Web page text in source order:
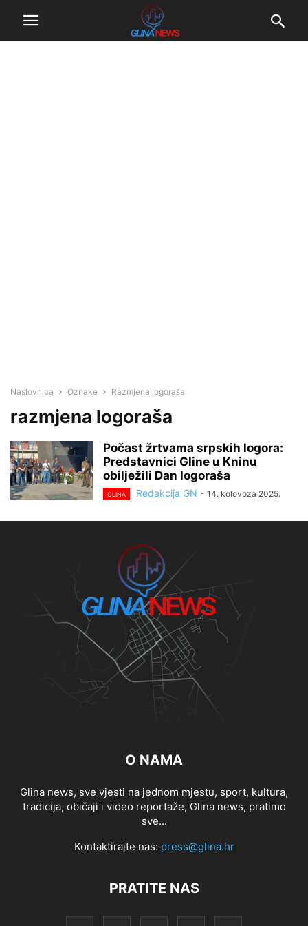
Naslovnica Oznake Razmjena logoraša
razmjena logoraša
Počast žrtvama srpskih logora:
Predstavnici Gline u Kninu
obilježili Dan logoraša
GLINA Redakcija GN - 14. kolovoza 2025.
O NAMA
Glina news, sve vjesti na jednom mjestu, sport, kultura,
tradicija, običaji i video reportaže, Glina news, pratimo
sve...
Kontaktirajte nas: press@glina.hr
PRATITE NAS